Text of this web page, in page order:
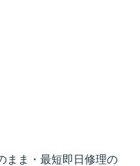
まま・最短即日修理の